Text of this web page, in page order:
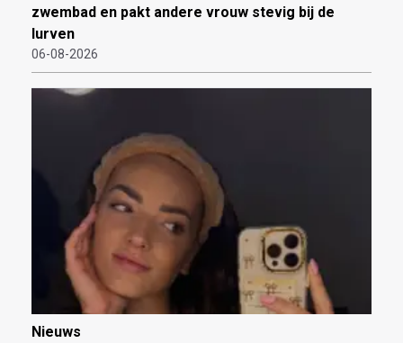
zwembad en pakt andere vrouw stevig bij de
lurven
06-08-2026
Nieuws